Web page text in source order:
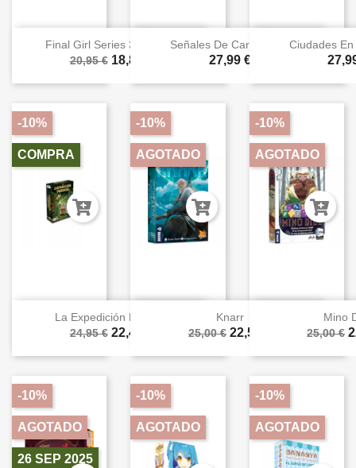
Final Girl Series 3: Don't...
20,95 € 18,86 €
Señales De Carcosa -...
27,99 €
Ciudades
La Expedición Perdida
24,95 € 22,46 €
-10%
COMPRA
Knarr
25,00 € 22,50 €
-10%
AGOTADO
Mino
25,00 €
-10%
AGOTADO
-10%
AGOTADO
26 SEP 2025
-10%
AGOTADO
-10%
AGOTADO